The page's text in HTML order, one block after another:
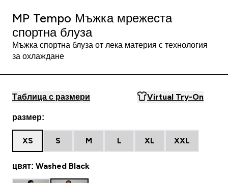
MP Tempo Мъжка мрежеста
спортна блуза
Мъжка спортна блуза от лека материя с технология
за охлаждане
Таблица с размери Virtual Try-On
размер:
XS S M L XL XXL
цвят: Washed Black